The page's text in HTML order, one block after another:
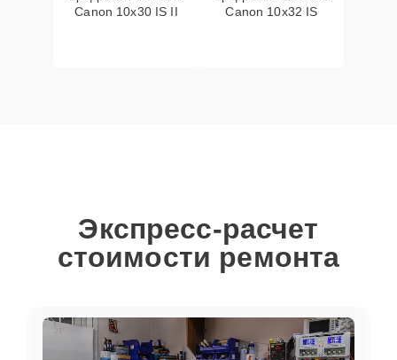
Canon 10x30 IS II
Canon 10x32 IS
Экспресс-расчет
стоимости ремонта